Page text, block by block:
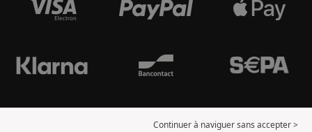
Continuer à naviguer sans accepter >